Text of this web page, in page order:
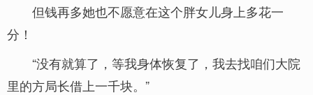
但钱再多她也不愿意在这个胖女儿身上多花一
分！
“没有就算了，等我身体恢复了，我去找咱们大院
里的方局长借上一千块。”